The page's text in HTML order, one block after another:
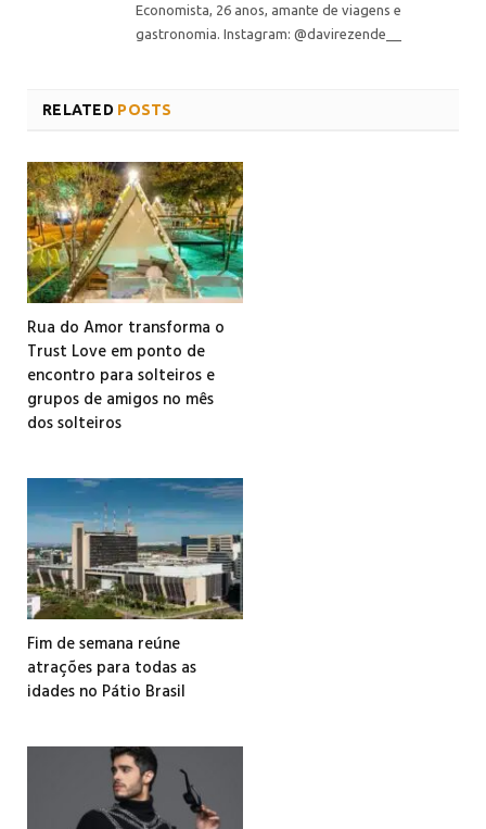
Economista, 26 anos, amante de viagens e
gastronomia. Instagram: @davirezende__
RELATED POSTS
Rua do Amor transforma o
Trust Love em ponto de
encontro para solteiros e
grupos de amigos no mês
dos solteiros
Fim de semana reúne
atrações para todas as
idades no Pátio Brasil